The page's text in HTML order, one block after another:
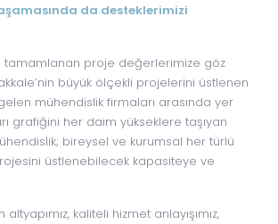
da desteklerimizi
tamamlanan proje değerlerimize göz
büyük ölçekli projelerini üstlenen
mühendislik firmaları arasında yer
grafiğini her daim yükseklere taşıyan
bireysel ve kurumsal her türlü
üstlenebilecek kapasiteye ve
kaliteli hizmet anlayışımız,